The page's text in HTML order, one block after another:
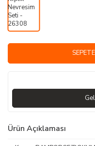
Ürün Açıklaması